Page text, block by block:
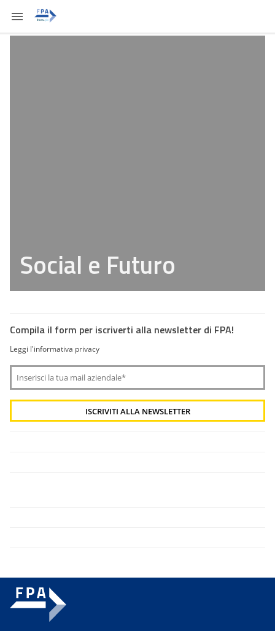
Social e Futuro
Compila il form per iscriverti alla newsletter di FPA!
Leggi l'informativa privacy